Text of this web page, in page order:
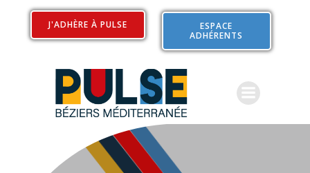
Aller
contenu
J'ADHÈRE À PULSE
ESPACE
ADHÉRENTS